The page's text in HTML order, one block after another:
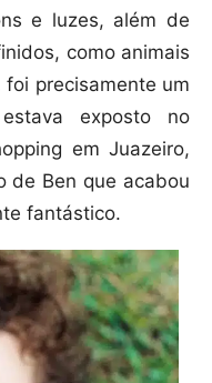
e luzes, além de
como animais
foi precisamente um
exposto no
em Juazeiro,
de Ben que acabou
fantástico.